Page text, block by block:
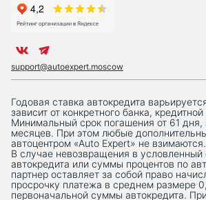
support@autoexpert.moscow
Годовая ставка автокредита
зависит от конкретного банка,
Минимальный срок погашения от 61
месяцев. При этом любые
автоцентром «Auto Expert» не взимаются.
В случае невозвращения в
автокредита или суммы процентов по
партнер оставляет за собой право
просрочку платежа в среднем размере
первоначальной суммы автокредита.